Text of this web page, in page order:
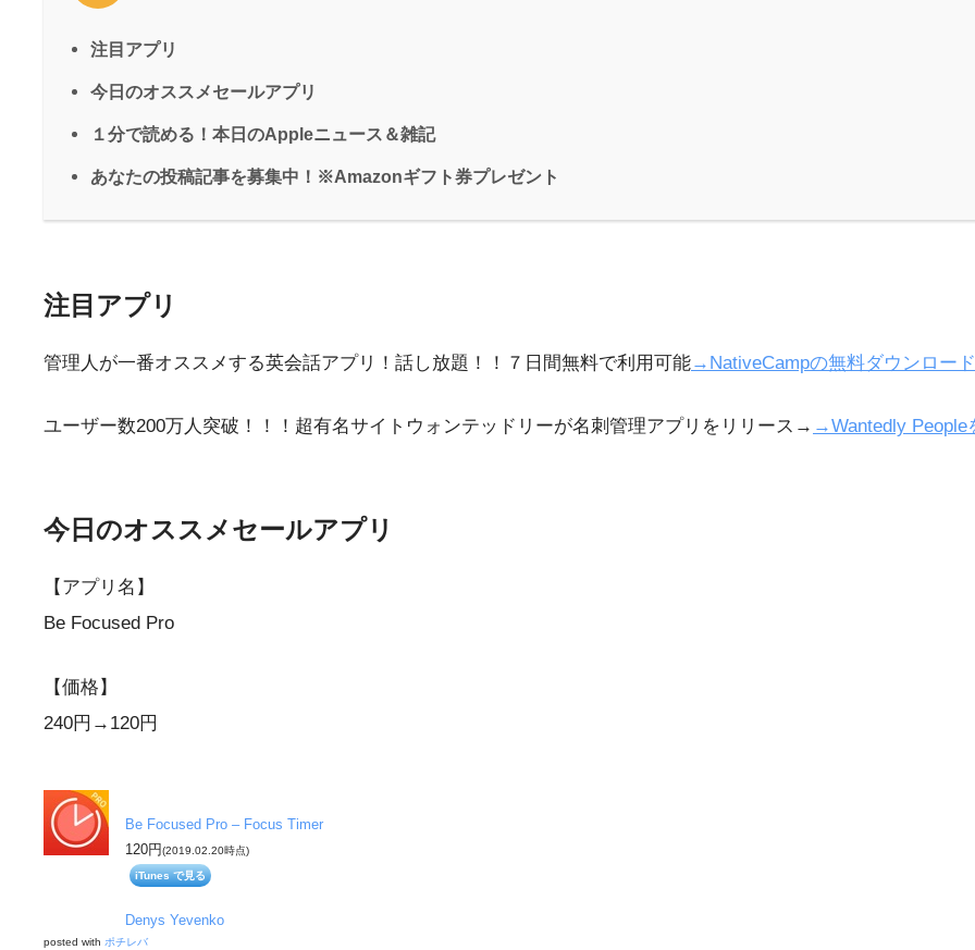
注目アプリ
今日のオススメセールアプリ
１分で読める！本日のAppleニュース＆雑記
あなたの投稿記事を募集中！※Amazonギフト券プレゼント
注目アプリ
管理人が一番オススメする英会話アプリ！話し放題！！７日間無料で利用可能→NativeCampの無料ダウンロー
ユーザー数200万人突破！！！超有名サイトウォンテッドリーが名刺管理アプリをリリース→ →Wantedly People
今日のオススメセールアプリ
【アプリ名】
Be Focused Pro
【価格】
240円→120円
Be Focused Pro – Focus Timer
120円(2019.02.20時点)
iTunes で見る
Denys Yevenko
posted with ポチレバ